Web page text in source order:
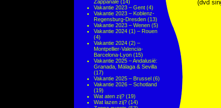
Zappanale (14)
Vakantie 2023 – Gent (4)
Vakantie 2023 – Koblenz-
Regensburg-Dresden (13)
Vakantie 2023 – Wenen (5)
Vakantie 2024 (1) – Rouen
(4)
Vakantie 2024 (2) –
Montpellier-Valencia-
Barcelona-Lyon (15)
Vakantie 2025 – Andalusië:
Granada, Málaga & Sevilla
(17)
Vakantie 2025 – Brussel (6)
Vakantie 2026 – Schotland
(19)
Wat aten zij? (19)
Wat lazen zij? (14)
(dvd